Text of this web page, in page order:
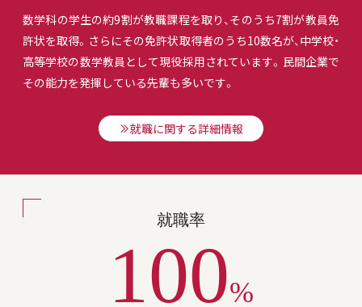
数学科の学生の約9割が教職課程を取り、そのうち7割が教員免
許状を取得。さらにその免許状取得者のうち10数名が、中学校・
高等学校の数学教員として現役採用されています。民間企業で
その能力を発揮している先輩も多いです。
就職に関する詳細情報
就職率
100%